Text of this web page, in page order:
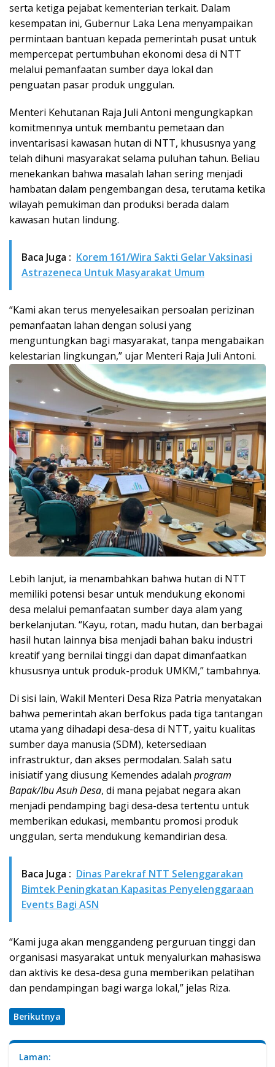
serta ketiga pejabat kementerian terkait. Dalam
kesempatan ini, Gubernur Laka Lena menyampaikan
permintaan bantuan kepada pemerintah pusat untuk
mempercepat pertumbuhan ekonomi desa di NTT
melalui pemanfaatan sumber daya lokal dan
penguatan pasar produk unggulan.
Menteri Kehutanan Raja Juli Antoni mengungkapkan
komitmennya untuk membantu pemetaan dan
inventarisasi kawasan hutan di NTT, khususnya yang
telah dihuni masyarakat selama puluhan tahun. Beliau
menekankan bahwa masalah lahan sering menjadi
hambatan dalam pengembangan desa, terutama ketika
wilayah pemukiman dan produksi berada dalam
kawasan hutan lindung.
Baca Juga : Korem 161/Wira Sakti Gelar Vaksinasi
Astrazeneca Untuk Masyarakat Umum
“Kami akan terus menyelesaikan persoalan perizinan
pemanfaatan lahan dengan solusi yang
menguntungkan bagi masyarakat, tanpa mengabaikan
kelestarian lingkungan,” ujar Menteri Raja Juli Antoni.
Lebih lanjut, ia menambahkan bahwa hutan di NTT
memiliki potensi besar untuk mendukung ekonomi
desa melalui pemanfaatan sumber daya alam yang
berkelanjutan. “Kayu, rotan, madu hutan, dan berbagai
hasil hutan lainnya bisa menjadi bahan baku industri
kreatif yang bernilai tinggi dan dapat dimanfaatkan
khususnya untuk produk-produk UMKM,” tambahnya.
Di sisi lain, Wakil Menteri Desa Riza Patria menyatakan
bahwa pemerintah akan berfokus pada tiga tantangan
utama yang dihadapi desa-desa di NTT, yaitu kualitas
sumber daya manusia (SDM), ketersediaan
infrastruktur, dan akses permodalan. Salah satu
inisiatif yang diusung Kemendes adalah program
Bapak/Ibu Asuh Desa, di mana pejabat negara akan
menjadi pendamping bagi desa-desa tertentu untuk
memberikan edukasi, membantu promosi produk
unggulan, serta mendukung kemandirian desa.
Baca Juga : Dinas Parekraf NTT Selenggarakan
Bimtek Peningkatan Kapasitas Penyelenggaraan
Events Bagi ASN
“Kami juga akan menggandeng perguruan tinggi dan
organisasi masyarakat untuk menyalurkan mahasiswa
dan aktivis ke desa-desa guna memberikan pelatihan
dan pendampingan bagi warga lokal,” jelas Riza.
Berikutnya
Laman: